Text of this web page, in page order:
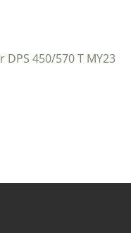
450/570 T MY23